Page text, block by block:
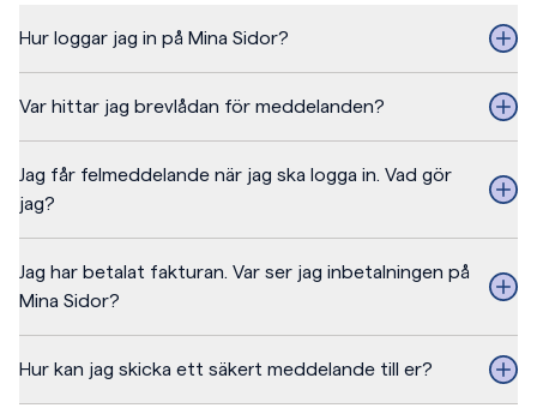
Hur loggar jag in på Mina Sidor?
Var hittar jag brevlådan för meddelanden?
Jag får felmeddelande när jag ska logga in. Vad gör
jag?
Jag har betalat fakturan. Var ser jag inbetalningen på
Mina Sidor?
Hur kan jag skicka ett säkert meddelande till er?